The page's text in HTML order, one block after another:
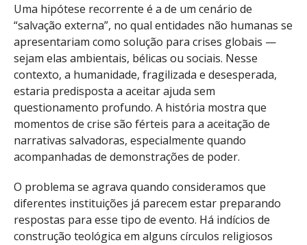
Uma hipótese recorrente é a de um cenário de
“salvação externa”, no qual entidades não humanas se
apresentariam como solução para crises globais —
sejam elas ambientais, bélicas ou sociais. Nesse
contexto, a humanidade, fragilizada e desesperada,
estaria predisposta a aceitar ajuda sem
questionamento profundo. A história mostra que
momentos de crise são férteis para a aceitação de
narrativas salvadoras, especialmente quando
acompanhadas de demonstrações de poder.
O problema se agrava quando consideramos que
diferentes instituições já parecem estar preparando
respostas para esse tipo de evento. Há indícios de
construção teológica em alguns círculos religiosos